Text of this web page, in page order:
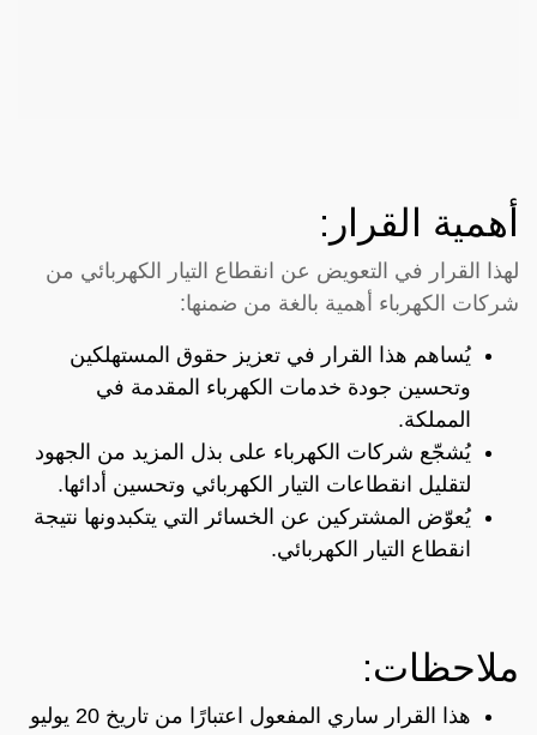
أهمية القرار:
لهذا القرار في التعويض عن انقطاع التيار الكهربائي من
شركات الكهرباء أهمية بالغة من ضمنها:
يُساهم هذا القرار في تعزيز حقوق المستهلكين
وتحسين جودة خدمات الكهرباء المقدمة في
المملكة.
يُشجّع شركات الكهرباء على بذل المزيد من الجهود
لتقليل انقطاعات التيار الكهربائي وتحسين أدائها.
يُعوّض المشتركين عن الخسائر التي يتكبدونها نتيجة
انقطاع التيار الكهربائي.
ملاحظات:
هذا القرار ساري المفعول اعتبارًا من تاريخ 20 يوليو